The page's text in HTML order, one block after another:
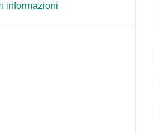
informazioni